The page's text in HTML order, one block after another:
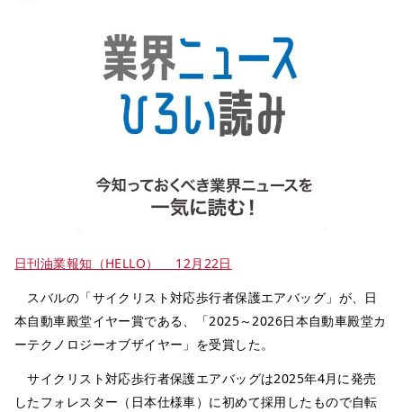
日刊油業報知（HELLO） 12月22日
スバルの「サイクリスト対応歩行者保護エアバッグ」が、日
本自動車殿堂イヤー賞である、「2025～2026日本自動車殿堂カ
ーテクノロジーオブザイヤー」を受賞した。
サイクリスト対応歩行者保護エアバッグは2025年4月に発売
したフォレスター（日本仕様車）に初めて採用したもので自転